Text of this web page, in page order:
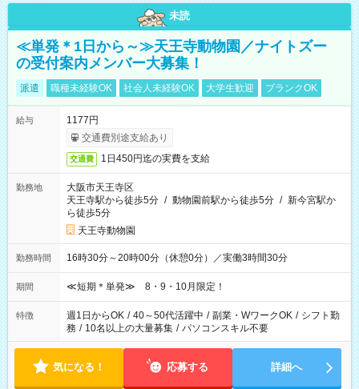
未読
≪単発＊1日から～≫天王寺動物園／ナイトズー
の受付案内メンバー大募集！
派遣 職種未経験OK 社会人未経験OK 大学生歓迎 ブランクOK
給与
1177円
交通費別途支給あり
交通費 1日450円迄の実費を支給
勤務地
大阪市天王寺区
天王寺駅から徒歩5分 / 動物園前駅から徒歩5分 / 新今宮駅か
ら徒歩5分
天王寺動物園
勤務時間 16時30分～20時00分（休憩0分）／実働3時間30分
期間 ≪短期＊単発≫ 8・9・10月限定！
特徴 週1日からOK / 40～50代活躍中 / 副業・WワークOK / シフト勤
務 / 10名以上の大量募集 / パソコンスキル不要
気になる！ 応募する 詳細へ